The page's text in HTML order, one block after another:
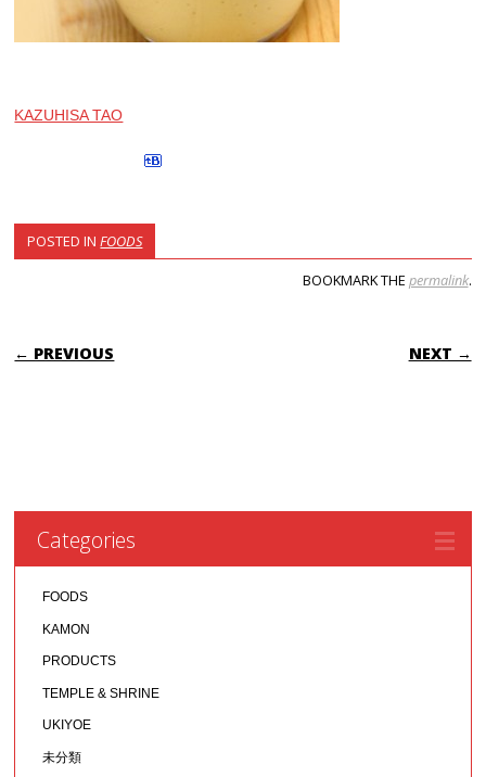
KAZUHISA TAO
POSTED INFOODS
BOOKMARK THE permalink.
POST NAVIGATION
← PREVIOUS NEXT →
Categories
FOODS
KAMON
PRODUCTS
TEMPLE & SHRINE
UKIYOE
未分類